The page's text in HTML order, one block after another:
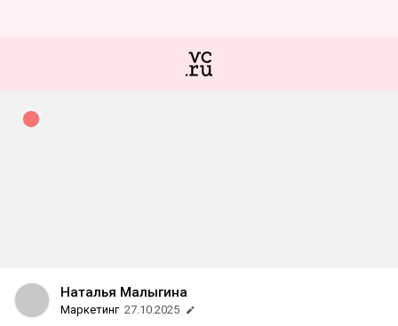
Наталья Малыгина
Маркетинг 27.10.2025